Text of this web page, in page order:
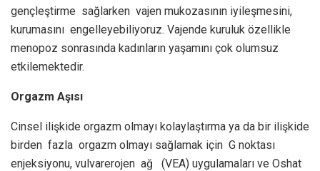
gençleştirme sağlarken vajen mukozasının iyileşmesini,
kurumasını engelleyebiliyoruz. Vajende kuruluk özellikle
menopoz sonrasında kadınların yaşamını çok olumsuz
etkilemektedir.
Orgazm Aşısı
Cinsel ilişkide orgazm olmayı kolaylaştırma ya da bir ilişkide
birden fazla orgazm olmayı sağlamak için G noktası
enjeksiyonu, vulvarerojen ağ (VEA) uygulamaları ve Oshat